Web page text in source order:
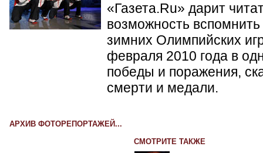
«Газета.Ru» дарит
возможность
зимних Олимпийских
февраля 2010 года в
победы и поражения,
смерти и медали.
АРХИВ ФОТОРЕПОРТАЖЕЙ...
СМОТРИТЕ ТАКЖЕ